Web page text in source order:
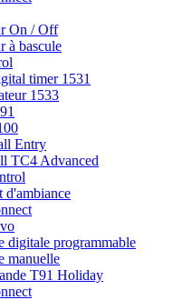
On / Off
à bascule
timer 1531
1533
Entry
TC4 Advanced
d'ambiance
digitale programmable
manuelle
T91 Holiday